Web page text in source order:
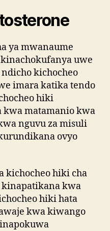
ya mwanaume
uwe
kichocheo
imara katika tendo
hiki
kwa matamanio kwa
nguvu za misuli
ovyo
kichocheo hiki cha
kinapatikana kwa
hiki hata
kwa kiwango